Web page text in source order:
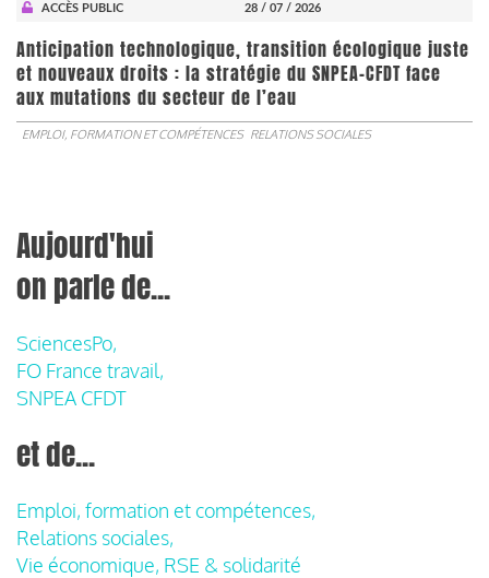
ACCÈS PUBLIC
28 / 07 / 2026
Anticipation technologique, transition écologique juste
et nouveaux droits : la stratégie du SNPEA-CFDT face
aux mutations du secteur de l’eau
EMPLOI, FORMATION ET COMPÉTENCES RELATIONS SOCIALES
Aujourd'hui
on parle de...
SciencesPo,
FO France travail,
SNPEA CFDT
et de...
Emploi, formation et compétences,
Relations sociales,
Vie économique, RSE & solidarité